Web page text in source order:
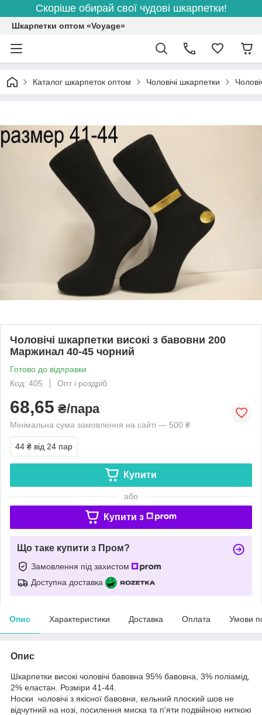
Скоріше обирай свої чудові шкарпетки!
Шкарпетки оптом «Voyage»
Каталог шкарпеток оптом Чоловічі шкарпетки
Чоловічі шкарпетки високі з бавовни 200
Маржинал 40-45 чорний
Готово до відправки
Код: 405
Опт і роздріб
68,65 ₴/пара
Мінімальна сума замовлення на сайті — 500 ₴
44 ₴ від 24 пар
Купити
або
Купити з
Що таке купити з Пром?
Замовлення під захистом
Доступна доставка
Опис Характеристики Доставка Оплата Умови
Опис
Шкарпетки високі чоловічі бавовна 95% бавовна, 3% поліамід,
2% еластан. Розміри 41-44.
Носки чоловічі з якісної бавовни, кельний плоский шов не
відчутний на нозі, посилення миска та п'яти подвійною ниткою